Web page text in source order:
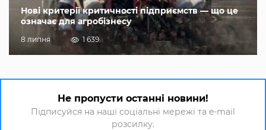
Нові критерії критичності підприємств — що це
означає для агробізнесу
8 липня 1 639
Не пропусти останні новини!
Підписуйся на наші соціальні мережі та e-mail
розсилку.